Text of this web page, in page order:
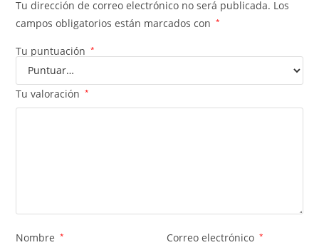
Tu dirección de correo electrónico no será publicada. Los
campos obligatorios están marcados con
*
Tu puntuación *
Tu valoración *
Nombre * Correo electrónico *